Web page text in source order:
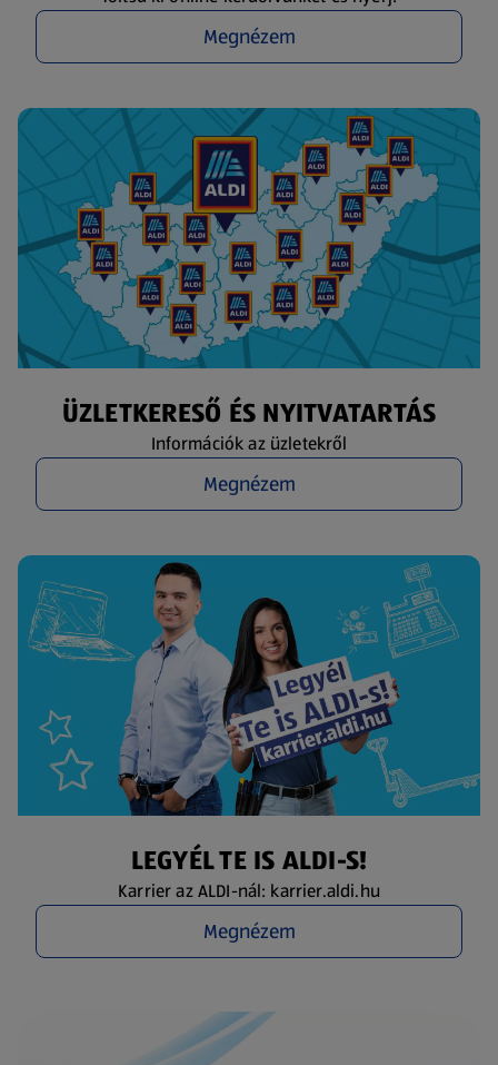
Megnézem
ÜZLETKERESŐ ÉS NYITVATARTÁS
Információk az üzletekről
Megnézem
LEGYÉL TE IS ALDI-S!
Karrier az ALDI-nál: karrier.aldi.hu
Megnézem